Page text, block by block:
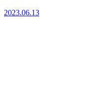
2023.06.13